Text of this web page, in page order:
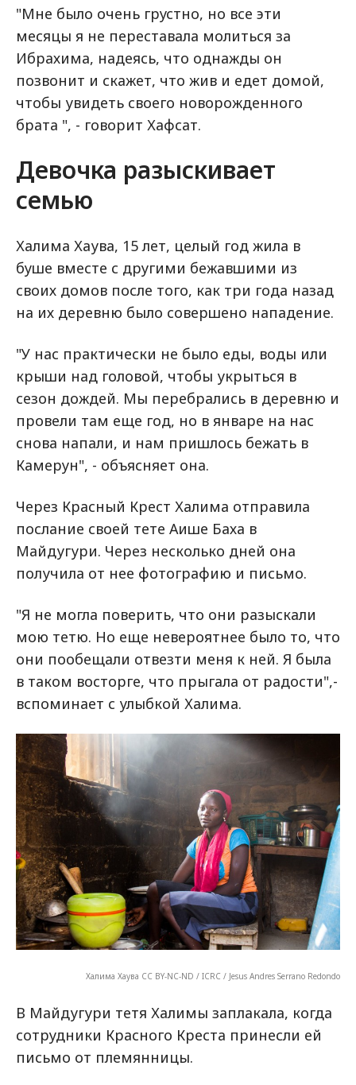
"Мне было очень грустно, но все эти
месяцы я не переставала молиться за
Ибрахима, надеясь, что однажды он
позвонит и скажет, что жив и едет домой,
чтобы увидеть своего новорожденного
брата ", - говорит Хафсат.
Девочка разыскивает
семью
Халима Хаува, 15 лет, целый год жила в
буше вместе с другими бежавшими из
своих домов после того, как три года назад
на их деревню было совершено нападение.
"У нас практически не было еды, воды или
крыши над головой, чтобы укрыться в
сезон дождей. Мы перебрались в деревню и
провели там еще год, но в январе на нас
снова напали, и нам пришлось бежать в
Камерун", - объясняет она.
Через Красный Крест Халима отправила
послание своей тете Аише Баха в
Майдугури. Через несколько дней она
получила от нее фотографию и письмо.
"Я не могла поверить, что они разыскали
мою тетю. Но еще невероятнее было то, что
они пообещали отвезти меня к ней. Я была
в таком восторге, что прыгала от радости",-
вспоминает с улыбкой Халима.
Халима Хаува CC BY-NC-ND / ICRC / Jesus Andres Serrano Redondo
В Майдугури тетя Халимы заплакала, когда
сотрудники Красного Креста принесли ей
письмо от племянницы.